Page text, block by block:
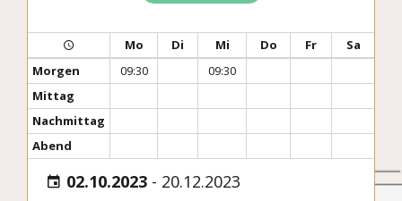
Mo Di Mi Do Fr
Sa
Morgen
09:30
09:30
Mittag
Nachmittag
Abend
02.10.2023 - 20.12.2023